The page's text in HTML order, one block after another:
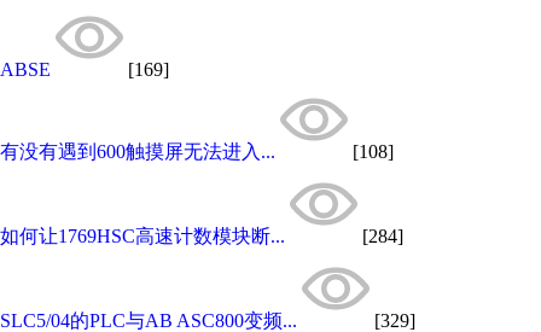
ABSE [169]
有没有遇到600触摸屏无法进入... [108]
如何让1769HSC高速计数模块断... [284]
SLC5/04的PLC与AB ASC800变频... [329]